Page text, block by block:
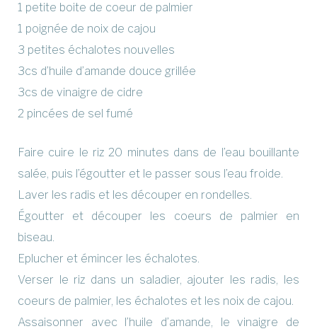
1 petite boite de coeur de palmier
1 poignée de noix de cajou
3 petites échalotes nouvelles
3cs d’huile d’amande douce grillée
3cs de vinaigre de cidre
2 pincées de sel fumé
Faire cuire le riz 20 minutes dans de l’eau bouillante
salée, puis l’égoutter et le passer sous l’eau froide.
Laver les radis et les découper en rondelles.
Égoutter et découper les coeurs de palmier en
biseau.
Eplucher et émincer les échalotes.
Verser le riz dans un saladier, ajouter les radis, les
coeurs de palmier, les échalotes et les noix de cajou.
Assaisonner avec l’huile d’amande, le vinaigre de